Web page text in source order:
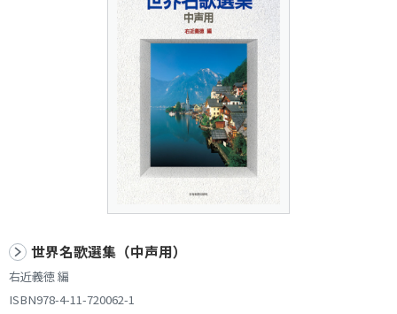
世界名歌選集（中声用）
右近義徳 編
ISBN978-4-11-720062-1